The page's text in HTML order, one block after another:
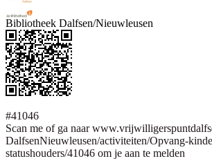
Bibliotheek Dalfsen/Nieuwleusen
#41046
Scan me of ga naar
DalfsenNieuwleusen/activiteiten/Opvang-
statushouders/41046 om je aan te melden